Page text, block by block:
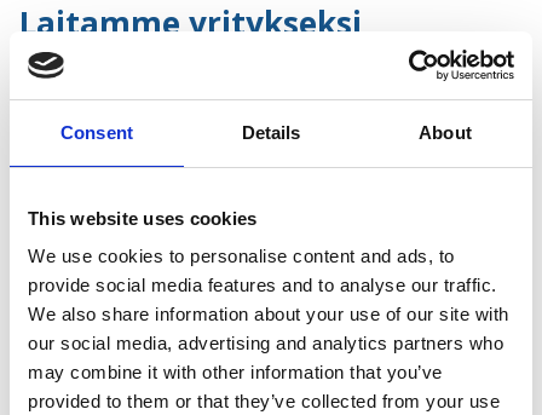
Consent Details About
This website uses cookies
We use cookies to personalise content and ads, to
provide social media features and to analyse our traffic.
We also share information about your use of our site with
our social media, advertising and analytics partners who
may combine it with other information that you’ve
provided to them or that they’ve collected from your use
Laitamme yritykseksi
sähköpostit pelittämään
yritys tarvitseeMicrosoftin 365
Drive
Share Point Teams
-palveluita, suosittelemme
sähköpostiksi
Microsoft Outlookia
. Tällöin sähköposti
sijaitsee Microsofitin pilvipalvelussa. Etuna on, että voi
seurata sähköpostia reaaliajassa puhelimestasi,
pöytäkoneelta tai läppäriltä. Outlookin
kalenteritoiminnon avulla varaat ja järjestät